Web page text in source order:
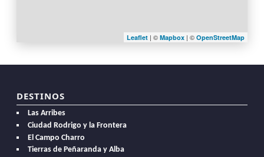
Leaflet| © Mapbox | © OpenStreetMap
DESTINOS
Las Arribes
Ciudad Rodrigo y la Frontera
El Campo Charro
Tierras de Peñaranda y Alba